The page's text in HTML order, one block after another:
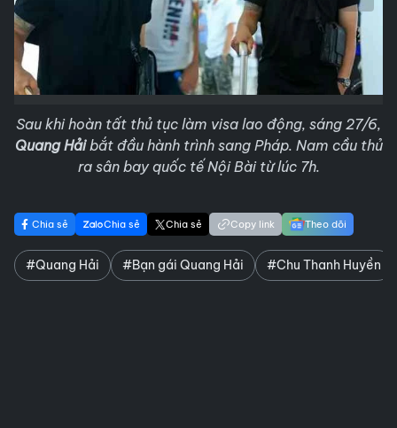
Sau khi hoàn tất thủ tục làm visa lao động, sáng 27/6,
Quang Hảibắt đầu hành trình sang Pháp. Nam cầu thủ
ra sân bay quốc tế Nội Bài từ lúc 7h.
Chia sẻ Chia sẻ Chia sẻ Copy link Theo dõi
#Quang Hải #Bạn gái Quang Hải #Chu Thanh Huyền